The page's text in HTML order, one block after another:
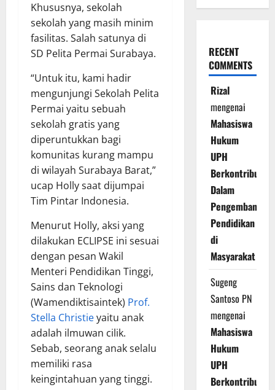
Khususnya, sekolah
sekolah yang masih minim
fasilitas. Salah satunya di
SD Pelita Permai Surabaya.
“Untuk itu, kami hadir
mengunjungi Sekolah Pelita
Permai yaitu sebuah
sekolah gratis yang
diperuntukkan bagi
komunitas kurang mampu
di wilayah Surabaya Barat,”
ucap Holly saat dijumpai
Tim Pintar Indonesia.
Menurut Holly, aksi yang
dilakukan ECLIPSE ini sesuai
dengan pesan Wakil
Menteri Pendidikan Tinggi,
Sains dan Teknologi
(Wamendiktisaintek) Prof.
Stella Christieyaitu anak
adalah ilmuwan cilik.
Sebab, seorang anak selalu
memiliki rasa
keingintahuan yang tinggi.
RECENT
COMMENTS
Rizal
mengenai
Mahasiswa
Hukum
UPH
Berkontribusi
Dalam
Pengembangan
Pendidikan
di
Masyarakat
Sugeng
Santoso PN
mengenai
Mahasiswa
Hukum
UPH
Berkontribusi